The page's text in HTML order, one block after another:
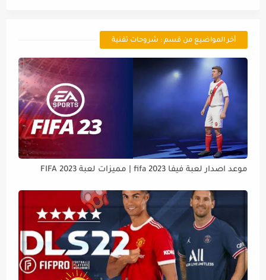
أخر المواضيع من قسم : شروحات تقنية
موعد اصدار لعبة فيفا 2023 fifa | مميزات لعبة FIFA 2023